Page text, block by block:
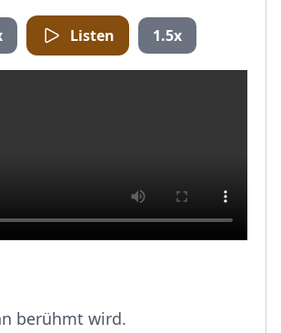
Listen 1.5x
berühmt wird.